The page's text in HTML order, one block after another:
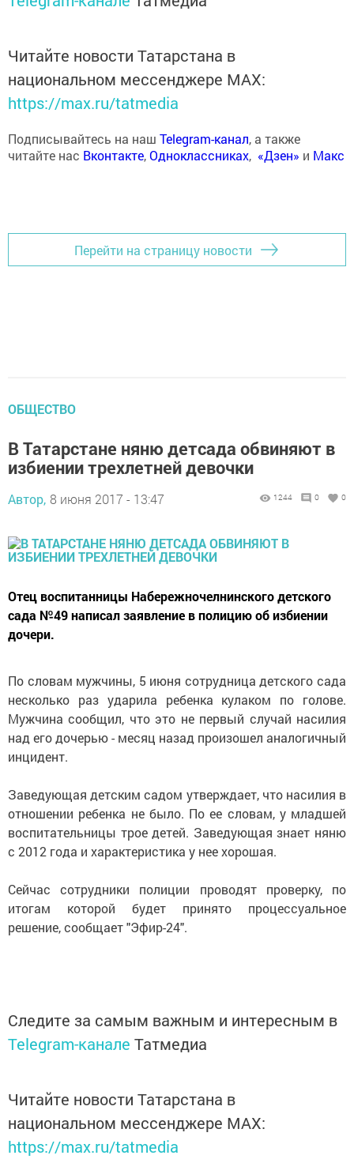
Читайте новости Татарстана в
национальном мессенджере MАХ:
https://max.ru/tatmedia
Подписывайтесь на наш Telegram-канал, а также
читайте нас Вконтакте,Одноклассниках, «Дзен» и Макс
Перейти на страницу новости
ОБЩЕСТВО
В Татарстане няню детсада обвиняют в
избиении трехлетней девочки
Автор, 8 июня 2017 - 13:47 1244 0 0
Отец воспитанницы Набережночелнинского детского
сада №49 написал заявление в полицию об избиении
дочери.
По словам мужчины, 5 июня сотрудница детского сада
несколько раз ударила ребенка кулаком по голове.
Мужчина сообщил, что это не первый случай насилия
над его дочерью - месяц назад произошел аналогичный
инцидент.
Заведующая детским садом утверждает, что насилия в
отношении ребенка не было. По ее словам, у младшей
воспитательницы трое детей. Заведующая знает няню
с 2012 года и характеристика у нее хорошая.
Сейчас сотрудники полиции проводят проверку, по
итогам которой будет принято процессуальное
решение, сообщает "Эфир-24".
Следите за самым важным и интересным в
Telegram-канале Татмедиа
Читайте новости Татарстана в
национальном мессенджере MАХ:
https://max.ru/tatmedia